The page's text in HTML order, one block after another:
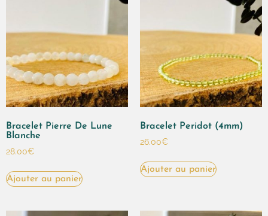
Bracelet Pierre De Lune
Blanche
28.00€
Ajouter au panier
Bracelet Peridot (4mm)
26.00€
Ajouter au panier